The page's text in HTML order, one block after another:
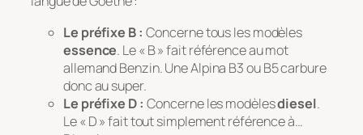
Le préfixe B : Concerne tous les modèles
essence. Le « B » fait référence au mot
allemandBenzin. Une Alpina B3 ou B5 carbure
donc au super.
Le préfixe D : Concerne les modèlesdiesel.
Le « D » fait tout simplement référence à…